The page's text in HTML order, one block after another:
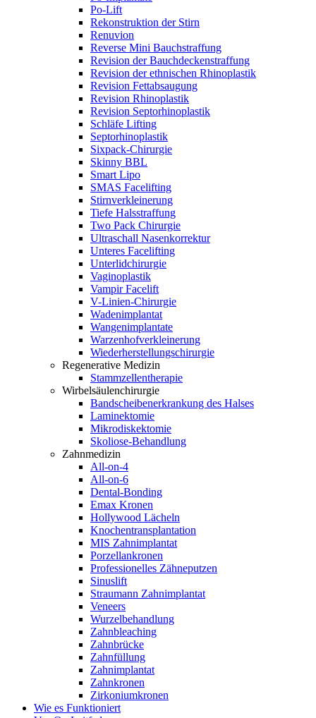
Po-Lift
Rekonstruktion der Stirn
Renuvion
Reverse Mini Bauchstraffung
Revision der Bauchdeckenstraffung
Revision der ethnischen Rhinoplastik
Revision Fettabsaugung
Revision Rhinoplastik
Revision Septorhinoplastik
Schläfe Lifting
Septorhinoplastik
Sixpack-Chirurgie
Skinny BBL
Smart Lipo
SMAS Facelifting
Stirnverkleinerung
Tiefe Halsstraffung
Two Pack Chirurgie
Ultraschall Nasenkorrektur
Unteres Facelifting
Unterlidchirurgie
Vaginoplastik
Vampir Facelift
V-Linien-Chirurgie
Wadenimplantat
Wangenimplantate
Warzenhofverkleinerung
Wiederherstellungschirurgie
Regenerative Medizin
Stammzellentherapie
Wirbelsäulenchirurgie
Bandscheibenerkrankung des Halses
Laminektomie
Mikrodiskektomie
Skoliose-Behandlung
Zahnmedizin
All-on-4
All-on-6
Dental-Bonding
Emax Kronen
Hollywood Lächeln
Knochentransplantation
MIS Zahnimplantat
Porzellankronen
Professionelles Zähneputzen
Sinuslift
Straumann Zahnimplantat
Veneers
Wurzelbehandlung
Zahnbleaching
Zahnbrücke
Zahnfüllung
Zahnimplantat
Zahnkronen
Zirkoniumkronen
Wie es Funktioniert